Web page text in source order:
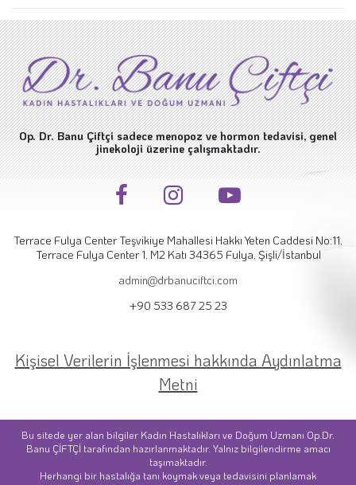
Op. Dr. Banu Çiftçi sadece menopoz ve hormon tedavisi, genel
jinekoloji üzerine çalışmaktadır.
Terrace Fulya Center Teşvikiye Mahallesi Hakkı Yeten Caddesi No:11,
Terrace Fulya Center 1, M2 Katı 34365 Fulya, Şişli/İstanbul
admin@drbanuciftci.com
+90 533 687 25 23
Kişisel Verilerin İşlenmesi hakkında Aydınlatma
Metni
Bu sitede yer alan bilgiler Kadın Hastalıkları ve Doğum Uzmanı Op.Dr.
Banu ÇİFTÇİ tarafından hazırlanmaktadır. Yalnız bilgilendirme amacı
taşımaktadır.
Herhangi bir hastalığa tanı koymak veya tedavisini planlamak